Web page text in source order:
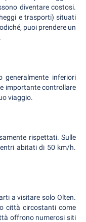
diventare costosi.
e trasporti) situati
puoi prendere un
generalmente inferiori
importante controllare
viaggio.
rispettati. Sulle
abitati di 50 km/h.
a visitare solo Olten.
città circostanti come
offrono numerosi siti